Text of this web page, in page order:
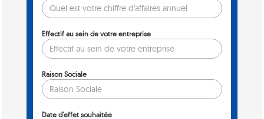
Effectif au sein de votre entreprise
Raison Sociale
Date d'effet souhaitée